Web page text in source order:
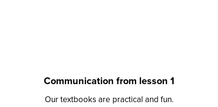
Communication from lesson 1
Our textbooks are practical and fun.